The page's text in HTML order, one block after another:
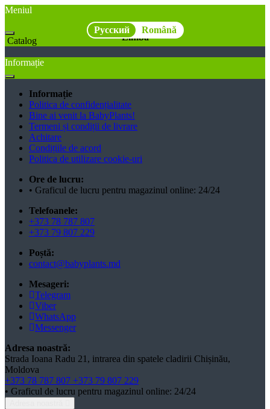
Meniul
Limba
Русский
Română
Catalog
Informație
Informație
Politica de confidențialitate
Bine ai venit la BabyPlants!
Termeni și condiții de livrare
Achitare
Condițiile de acord
Politica de utilizare cookie-uri
Ore de lucru:
• Graficul de lucru pentru magazinul online: 24/24
Telefoanele:
+373 78 787 807
+373 79 807 229
Poștă:
contact@babyplants.md
Mesageri:
Telegram
Viber
WhatsApp
Messenger
Adresa noastră:
Strada Ioana Radu 21, intrarea din spatele cladirii Chișinău,
Moldova
+373 78 787 807 +373 79 807 229
• Graficul de lucru pentru magazinul online: 24/24